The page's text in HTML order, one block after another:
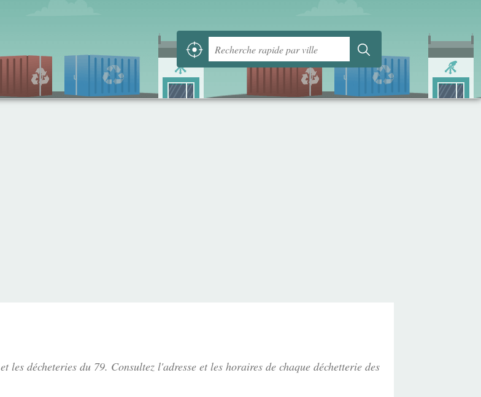
et les décheteries du 79. Consultez l'adresse et les horaires de chaque déchetterie des